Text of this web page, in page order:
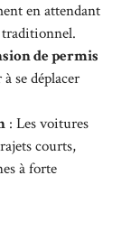
en attendant
traditionnel.
de permis
se déplacer
: Les voitures
courts,
à forte